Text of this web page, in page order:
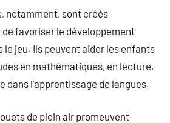
notamment, sont créés
favoriser le développement
jeu. Ils peuvent aider les enfants
en mathématiques, en lecture,
dans l’apprentissage de langues.
de plein air promeuvent